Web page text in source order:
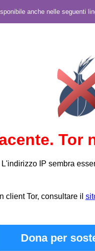
anche nelle seguenti
Tor
L'indirizzo IP sembra
client Tor, consultare il
Dona per